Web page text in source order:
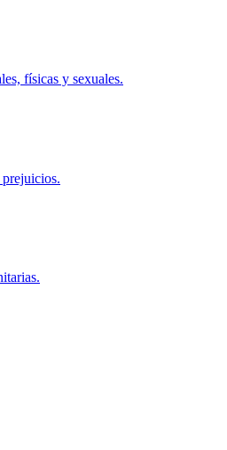
físicas y sexuales.